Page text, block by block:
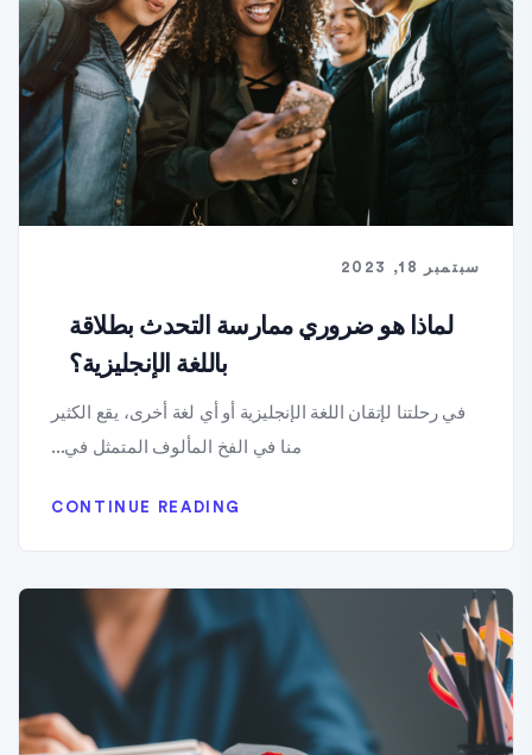
سبتمبر 18, 2023
لماذا هو ضروري ممارسة التحدث بطلاقة
باللغة الإنجليزية؟
في رحلتنا لإتقان اللغة الإنجليزية أو أي لغة أخرى، يقع الكثير
منا في الفخ المألوف المتمثل في...
CONTINUE READING